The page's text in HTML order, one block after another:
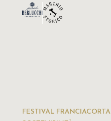
FESTIVAL FRANCIACORTA